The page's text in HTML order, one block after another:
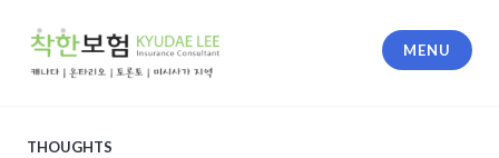
content
MENU
THOUGHTS